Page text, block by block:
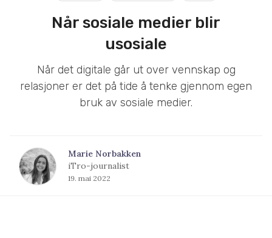
Når sosiale medier blir
usosiale
Når det digitale går ut over vennskap og
relasjoner er det på tide å tenke gjennom egen
bruk av sosiale medier.
Marie Norbakken
iTro-journalist
19. mai 2022